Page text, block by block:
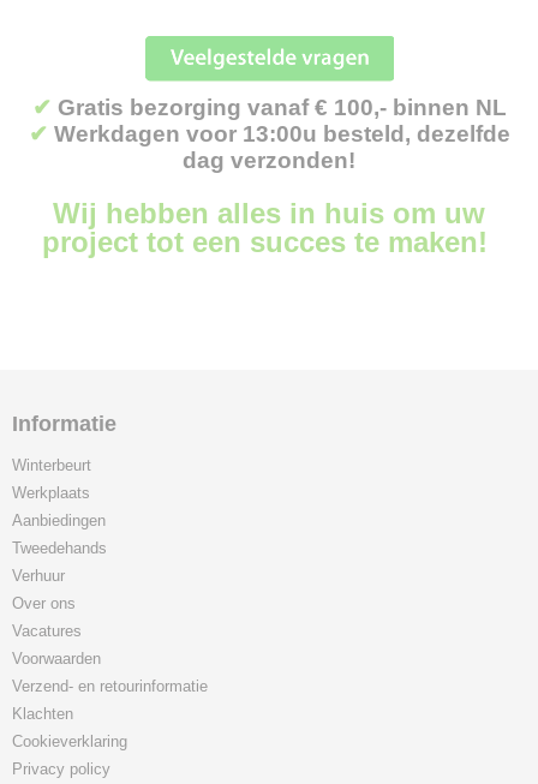
✔ Gratis bezorging vanaf € 100,- binnen NL
✔ Werkdagen voor 13:00u besteld, dezelfde
dag verzonden!
Wij hebben alles in huis om uw
project tot een succes te maken!
Informatie
Winterbeurt
Werkplaats
Aanbiedingen
Tweedehands
Verhuur
Over ons
Vacatures
Voorwaarden
Verzend- en retourinformatie
Klachten
Cookieverklaring
Privacy policy